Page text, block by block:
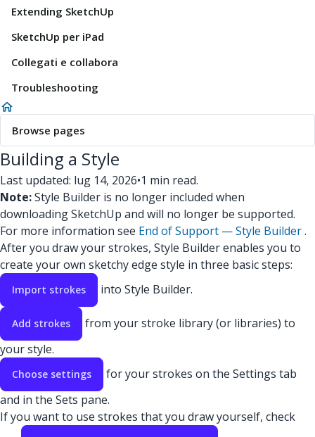
Extending SketchUp
SketchUp per iPad
Collegati e collabora
Troubleshooting
Browse pages
Building a Style
Last updated: lug 14, 2026•1 min read.
Note:Style Builder is no longer included when
downloading SketchUp and will no longer be supported.
For more information see End of Support — Style Builder.
After you draw your strokes, Style Builder enables you to
create your own sketchy edge style in three basic steps:
Import strokes into Style Builder.
Add strokes
from your stroke library (or libraries) to
your style.
Choose settings
for your strokes on the Settings tab
and in the Sets pane.
If you want to use strokes that you draw yourself, check